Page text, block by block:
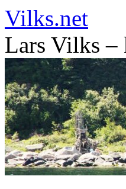
Vilks.net
Lars Vilks –